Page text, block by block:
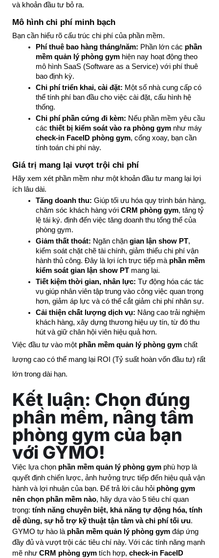
và khoản đầu tư bỏ ra.
Mô hình chi phí minh bạch
Bạn cần hiểu rõ cấu trúc chi phí của phần mềm.
Phí thuê bao hàng tháng/năm: Phần lớn các phần
mềm quản lý phòng gym hiện nay hoạt động theo
mô hình SaaS (Software as a Service) với phí thuê
bao định kỳ.
Chi phí triển khai, cài đặt: Một số nhà cung cấp có
thể tính phí ban đầu cho việc cài đặt, cấu hình hệ
thống.
Chi phí phần cứng đi kèm: Nếu phần mềm yêu cầu
các thiết bị kiểm soát vào ra phòng gym
check-in FaceID phòng gym, cổng xoay, bạn cần
tính toán chi phí này.
Giá trị mang lại vượt trội chi phí
Hãy xem xét phần mềm như một khoản đầu tư mang lại lợi
ích lâu dài.
Tăng doanh thu: Giúp tối ưu hóa quy trình bán hàng,
chăm sóc khách hàng với CRM phòng gym, tăng tỷ
lệ tái ký. định đến việc tăng doanh thu tổng thể của
phòng gym.
Giảm thất thoát: Ngăn chặn gian lận show PT,
kiểm soát chặt chẽ tài chính, giảm thiểu chi phí vận
hành thủ công. Đây là lợi ích trực tiếp mà phần mềm
kiểm soát gian lận show PT mang lại.
Tiết kiệm thời gian, nhân lực: Tự động hóa các tác
vụ giúp nhân viên tập trung vào công việc quan trọng
hơn, giảm áp lực và có thể cắt giảm chi phí nhân sự.
Cải thiện chất lượng dịch vụ: Nâng cao trải nghiệm
khách hàng, xây dựng thương hiệu uy tín, từ đó thu
hút và giữ chân hội viên hiệu quả hơn.
Việc đầu tư vào một phần mềm quản lý phòng gym chất
lượng cao có thể mang lại ROI (Tỷ suất hoàn vốn đầu tư) rất
lớn trong dài hạn.
Kết luận: Chọn đúng
phần mềm, nâng tầm
phòng gym của bạn
với GYMO!
Việc lựa chọn phần mềm quản lý phòng gym phù hợp là
quyết định chiến lược, ảnh hưởng trực tiếp đến hiệu quả vận
hành và lợi nhuận của bạn. Để trả lời câu hỏi phòng gym
nên chọn phần mềm nào, hãy dựa vào 5 tiêu chí quan
trọng: tính năng chuyên biệt, khả năng tự động hóa, tính
dễ dùng, sự hỗ trợ kỹ thuật tận tâm và chi phí tối ưu.
GYMO tự hào là phần mềm quản lý phòng gym đáp ứng
đầy đủ và vượt trội các tiêu chí này. Với các tính năng mạnh
mẽ như CRM phòng gym tích hợp, check-in FaceID